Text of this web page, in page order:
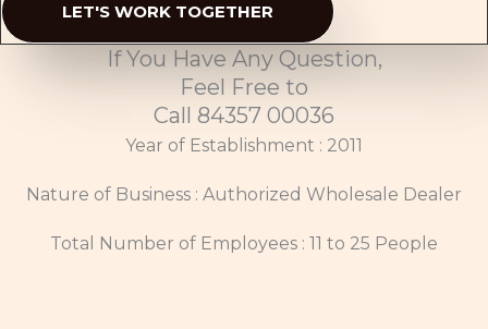
LET'S WORK TOGETHER
If You Have Any Question,
Feel Free to
Call 84357 00036
Year of Establishment : 2011
Nature of Business : Authorized Wholesale Dealer
Total Number of Employees : 11 to 25 People